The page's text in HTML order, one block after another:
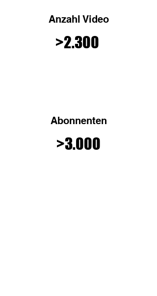
Anzahl Video
>2.300
Abonnenten
>3.000